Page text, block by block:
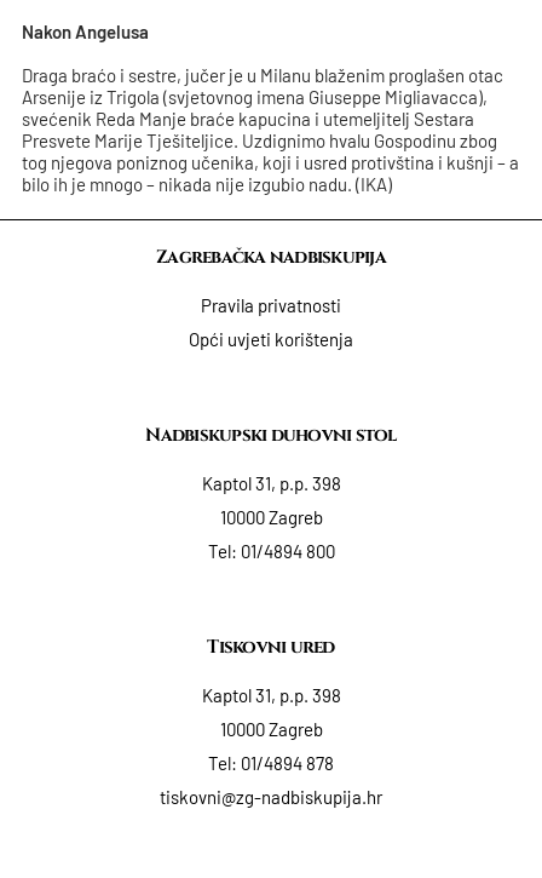
Nakon Angelusa
Draga braćo i sestre, jučer je u Milanu blaženim proglašen otac
Arsenije iz Trigola (svjetovnog imena Giuseppe Migliavacca),
svećenik Reda Manje braće kapucina i utemeljitelj Sestara
Presvete Marije Tješiteljice. Uzdignimo hvalu Gospodinu zbog
tog njegova poniznog učenika, koji i usred protivština i kušnji – a
bilo ih je mnogo – nikada nije izgubio nadu. (IKA)
Zagrebačka nadbiskupija
Pravila privatnosti
Opći uvjeti korištenja
Nadbiskupski duhovni stol
Kaptol 31, p.p. 398
10000 Zagreb
Tel: 01/4894 800
Tiskovni ured
Kaptol 31, p.p. 398
10000 Zagreb
Tel: 01/4894 878
tiskovni@zg-nadbiskupija.hr